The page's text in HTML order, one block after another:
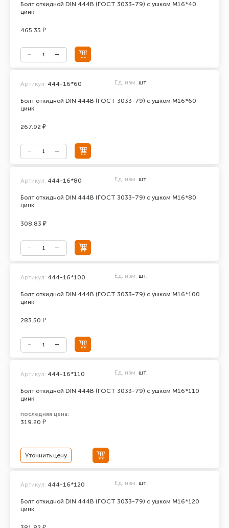
Болт откидной DIN 444В (ГОСТ 3033-79) с ушком М16*40
цинк
465.35 ₽
Болт откидной DIN 444В (ГОСТ 3033-79) с ушком М16*60
цинк
Артикул: 444-16*60 Ед. изм. шт.
267.92 ₽
Болт откидной DIN 444В (ГОСТ 3033-79) с ушком М16*80
цинк
Артикул: 444-16*80 Ед. изм. шт.
308.83 ₽
Болт откидной DIN 444В (ГОСТ 3033-79) с ушком М16*100
цинк
Артикул: 444-16*100 Ед. изм. шт.
283.50 ₽
Болт откидной DIN 444В (ГОСТ 3033-79) с ушком М16*110
цинк
Артикул: 444-16*110 Ед. изм. шт.
последняя цена:
319.20 ₽
Уточнить цену
Болт откидной DIN 444В (ГОСТ 3033-79) с ушком М16*120
цинк
Артикул: 444-16*120 Ед. изм. шт.